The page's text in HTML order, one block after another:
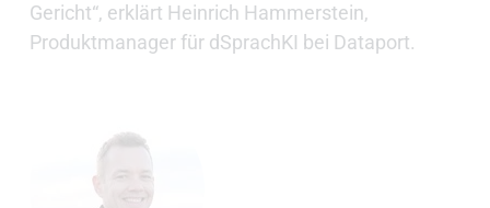
Gericht“, erklärt Heinrich Hammerstein,
Produktmanager für dSprachKI bei Dataport.